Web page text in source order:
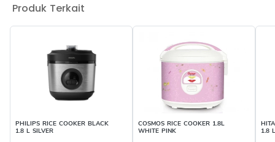
Produk Terkait
PHILIPS RICE COOKER BLACK
1.8 L SILVER
COSMOS RICE COOKER 1.8L
WHITE PINK
1.8